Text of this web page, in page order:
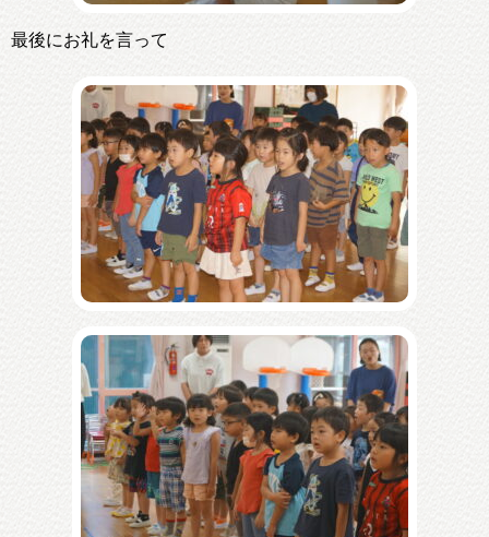
最後にお礼を言って